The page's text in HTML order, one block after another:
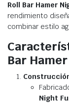
Roll Bar Hamer
rendimiento
combinar estilo
Bar
Night